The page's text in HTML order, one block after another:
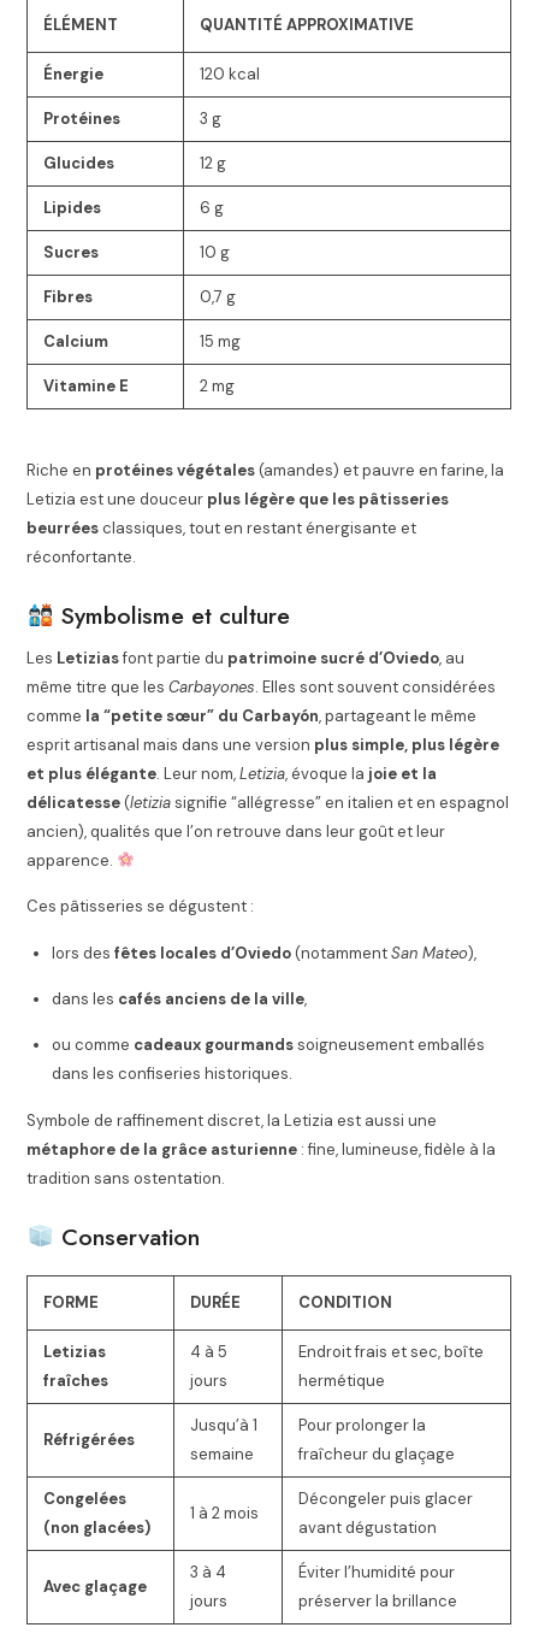
ÉLÉMENT QUANTITÉ APPROXIMATIVE
Énergie 120 kcal
Protéines 3 g
Glucides 12 g
Lipides 6 g
Sucres 10 g
Fibres 0,7 g
Calcium 15 mg
Vitamine E 2 mg
Riche en protéines végétales(amandes) et pauvre en farine, la
Letizia est une douceur plus légère que les pâtisseries
beurréesclassiques, tout en restant énergisante et
réconfortante.
Symbolisme et culture
Les Letiziasfont partie du patrimoine sucré d’Oviedo, au
même titre que lesCarbayones. Elles sont souvent considérées
comme la “petite sœur” du Carbayón, partageant le même
esprit artisanal mais dans une version plus simple, plus légère
et plus élégante. Leur nom,Letizia, évoque la joie et la
délicatesse(letiziasignifie “allégresse” en italien et en espagnol
ancien), qualités que l’on retrouve dans leur goût et leur
apparence.
Ces pâtisseries se dégustent :
lors desfêtes locales d’Oviedo(notammentSan Mateo),
dans les cafés anciens de la ville,
ou comme cadeaux gourmandssoigneusement emballés
dans les confiseries historiques.
Symbole de raffinement discret, la Letizia est aussi une
métaphore de la grâce asturienne : fine, lumineuse, fidèle à la
tradition sans ostentation.
Conservation
FORME DURÉE CONDITION
Letizias
fraîches
4 à 5
jours
Endroit frais et sec, boîte
hermétique
Réfrigérées
Jusqu’à 1
semaine
Pour prolonger la
fraîcheur du glaçage
Congelées
(non glacées)
1 à 2 mois
Décongeler puis glacer
avant dégustation
Avec glaçage
3 à 4
jours
Éviter l’humidité pour
préserver la brillance